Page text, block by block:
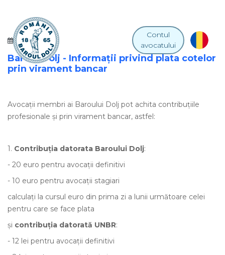
Contul
avocatului
28 IULIE 2011
Baroul Dolj - Informaţii privind plata cotelor
prin virament bancar
Avocaţii membri ai Baroului Dolj pot achita contribuţiile
profesionale şi prin virament bancar, astfel:
1. Contribuţia datorata Baroului Dolj:
- 20 euro pentru avocaţii definitivi
- 10 euro pentru avocaţii stagiari
calculaţi la cursul euro din prima zi a lunii următoare celei
pentru care se face plata
şi contribuţia datorată UNBR:
- 12 lei pentru avocaţii definitivi